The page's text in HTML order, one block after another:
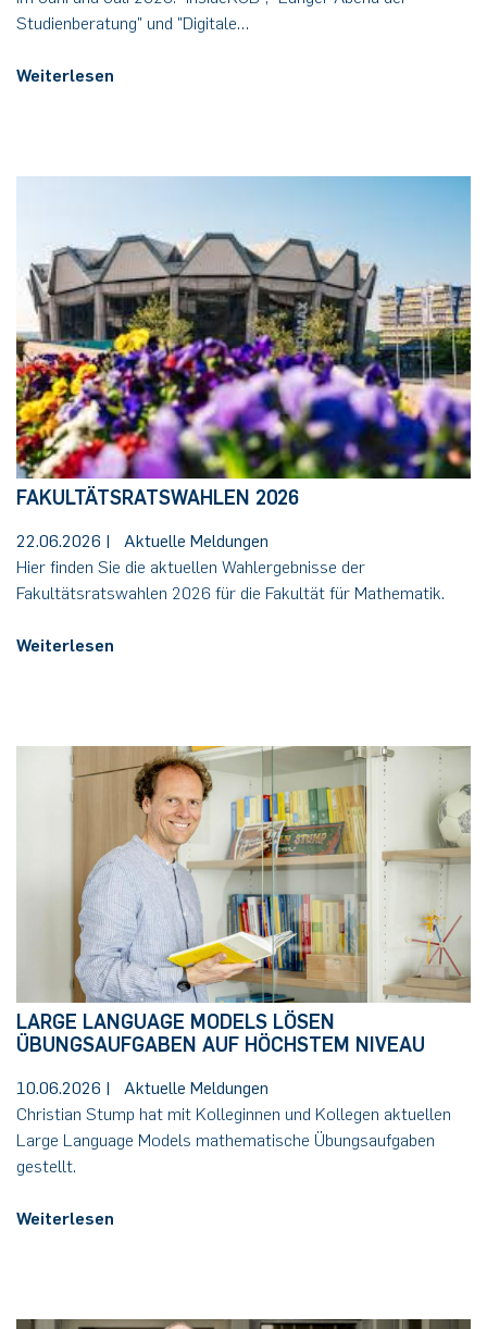
Studienberatung" und "Digitale…
Weiterlesen
FAKULTÄTSRATSWAHLEN 2026
22.06.2026 |
Aktuelle Meldungen
Hier finden Sie die aktuellen Wahlergebnisse der
Fakultätsratswahlen 2026 für die Fakultät für Mathematik.
Weiterlesen
LARGE LANGUAGE MODELS LÖSEN
ÜBUNGSAUFGABEN AUF HÖCHSTEM NIVEAU
10.06.2026 |
Aktuelle Meldungen
Christian Stump hat mit Kolleginnen und Kollegen aktuellen
Large Language Models mathematische Übungsaufgaben
gestellt.
Weiterlesen